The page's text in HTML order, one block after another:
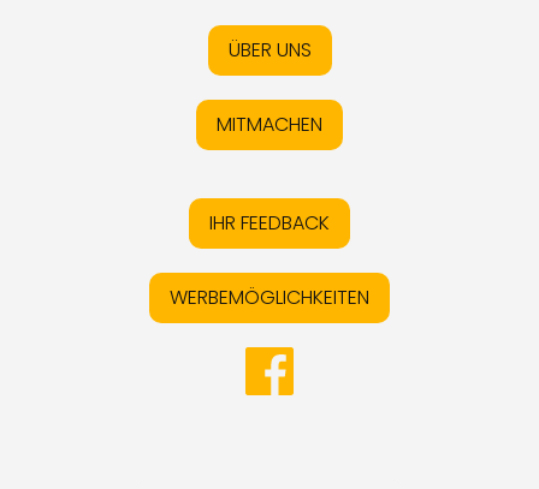
ÜBER UNS
MITMACHEN
IHR FEEDBACK
WERBEMÖGLICHKEITEN